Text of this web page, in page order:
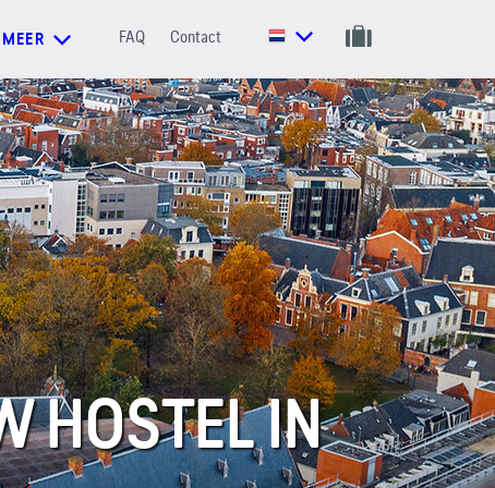
MEER FAQ Contact
HOSTEL IN